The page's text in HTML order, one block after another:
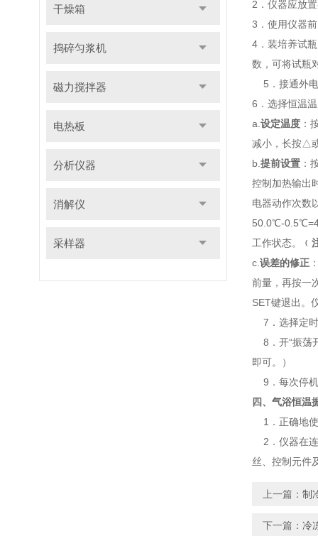
干燥箱
捣碎匀浆机
磁力搅拌器
电热板
分析仪器
消解仪
采样器
2．仪器应放
3．使用仪器
4．装培养试
数，可将试瓶
5．接通外电
6．选择恒温
a. 设定温度 ：
减小，长按△
b. 提前设置 ：
控制加热输出
电器动作次数
50.0℃-
工作状态。
﹙
c. 误差的修正
前量，再按一
SET键退出。
7．选择定时
8．开“振荡
即可。）
9．每次停机
四、气浴恒温
1．正确地使
2．仪器在连
丝、控制元件
上一篇： 制
下一篇： 冷